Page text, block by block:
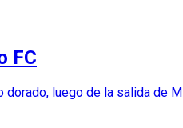
FC
dorado, luego de la salida de